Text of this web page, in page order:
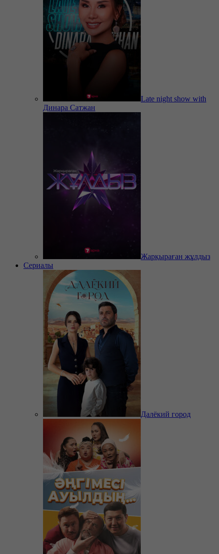
Late night show with
Динара Сатжан
Жарқыраған жұлдыз
Сериалы
Далёкий город